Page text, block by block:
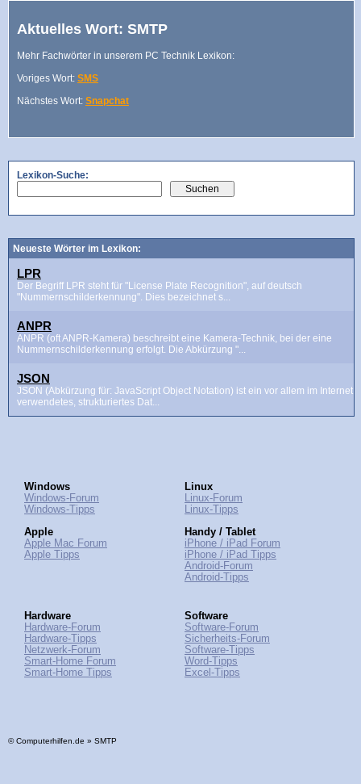
Aktuelles Wort: SMTP
Mehr Fachwörter in unserem PC Technik Lexikon:
Voriges Wort: SMS
Nächstes Wort: Snapchat
Lexikon-Suche:
Neueste Wörter im Lexikon:
LPR
Der Begriff LPR steht für "License Plate Recognition", auf deutsch
"Nummernschilderkennung". Dies bezeichnet s...
ANPR
ANPR (oft ANPR-Kamera) beschreibt eine Kamera-Technik, bei der eine
Nummernschilderkennung erfolgt. Die Abkürzung "...
JSON
JSON (Abkürzung für: JavaScript Object Notation) ist ein vor allem im Internet
verwendetes, strukturiertes Dat...
Windows
Windows-Forum
Windows-Tipps
Apple
Apple Mac Forum
Apple Tipps
Linux
Linux-Forum
Linux-Tipps
Handy / Tablet
iPhone / iPad Forum
iPhone / iPad Tipps
Android-Forum
Android-Tipps
Hardware
Hardware-Forum
Hardware-Tipps
Netzwerk-Forum
Smart-Home Forum
Smart-Home Tipps
Software
Software-Forum
Sicherheits-Forum
Software-Tipps
Word-Tipps
Excel-Tipps
© Computerhilfen.de » SMTP